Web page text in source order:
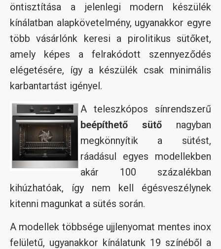
öntisztítása a jelenlegi modern készülék
kínálatban alapkövetelmény, ugyanakkor egyre
több vásárlónk keresi a pirolitikus sütőket,
amely képes a felrakódott szennyeződés
elégetésére, így a készülék csak minimális
karbantartást igényel.
A teleszkópos sínrendszerű
beépíthető sütő nagyban
megkönnyítik a sütést,
ráadásul egyes modellekben
akár 100 százalékban
kihúzhatóak, így nem kell égésveszélynek
kitenni magunkat a sütés során.
A modellek többsége ujjlenyomat mentes inox
felületű, ugyanakkor kínálatunk 19 színéből a